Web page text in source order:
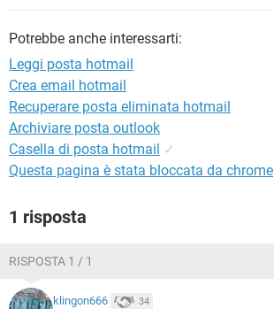
Potrebbe anche interessarti:
Leggi posta hotmail
Crea email hotmail
Recuperare posta eliminata hotmail
Archiviare posta outlook
Casella di posta hotmail ✓
Questa pagina è stata bloccata da chrome
1 risposta
RISPOSTA 1 / 1
klingon666 34